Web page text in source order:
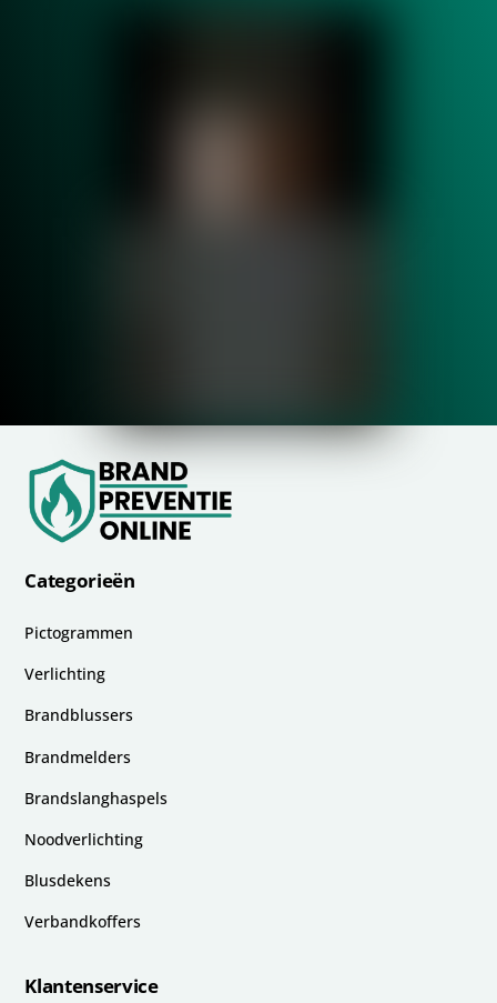
Categorieën
Pictogrammen
Verlichting
Brandblussers
Brandmelders
Brandslanghaspels
Noodverlichting
Blusdekens
Verbandkoffers
Klantenservice